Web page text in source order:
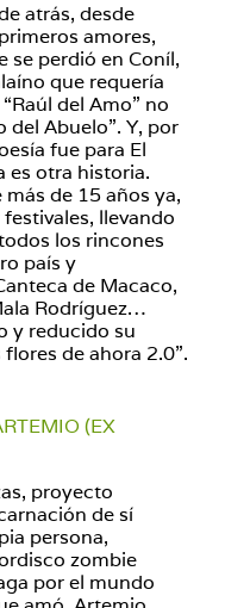
atrás, desde
amores,
se perdió en Coníl,
que requería
del Amo” no
del Abuelo”. Y, por
fue para El
es otra historia.
de 15 años ya,
llevando
los rincones
país y
de Macaco,
Rodríguez…
y reducido su
de ahora 2.0”.
(EX
proyecto
de sí
persona,
zombie
por el mundo